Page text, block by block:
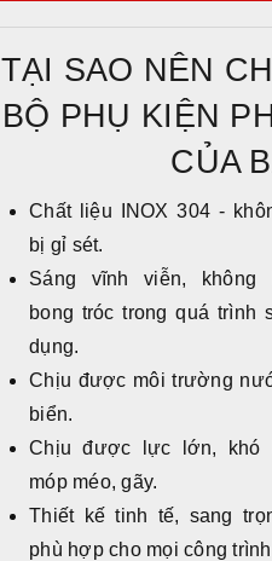
TẠI SAO NÊN
BỘ PHỤ KIỆN
CỦA
Chất liệu INOX 304 -
bị gỉ sét.
Sáng vĩnh viễn, không
bong tróc trong quá trình
dụng.
Chịu được môi trường
biển.
Chịu được lực lớn, khó
móp méo, gãy.
Thiết kế tinh tế, sang
phù hợp cho mọi công